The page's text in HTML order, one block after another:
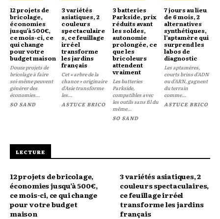
12 projets de
bricolage,
économies
jusqu’à 500€,
ce mois-ci, ce
qui change
pour votre
budget maison
Douze projets de
bricolage à faire
soi-même peuvent
générer des
économies...
SO SAND
3 variétés
asiatiques, 2
couleurs
spectaculaire
s, ce feuillage
irréel
transforme
les jardins
français
Cet « arbre de la
chance » originaire
d'Asie transforme
les...
ASTUCE BRICO
3 batteries
Parkside, prix
réduits avant
les soldes,
autonomie
prolongée, ce
que les
bricoleurs
attendent
vraiment
Les batteries
Parkside,
compatibles avec
les outils sans fil du
même...
SO SAND
7 jours au lieu
de 6 mois, 2
alternatives
synthétiques,
l’aptamère qui
surprend les
labos de
diagnostic
Les aptamères,
courts brins d'ADN
ou d'ARN, gagnent
du terrain
comme...
ASTUCE BRICO
LECTURE
12 projets de bricolage,
économies jusqu’à 500€,
ce mois-ci, ce qui change
pour votre budget
maison
3 variétés asiatiques, 2
couleurs spectaculaires,
ce feuillage irréel
transforme les jardins
français